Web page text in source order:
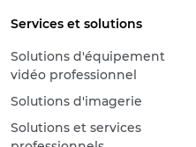
Services et solutions
Solutions d'équipement
vidéo professionnel
Solutions d'imagerie
Solutions et services